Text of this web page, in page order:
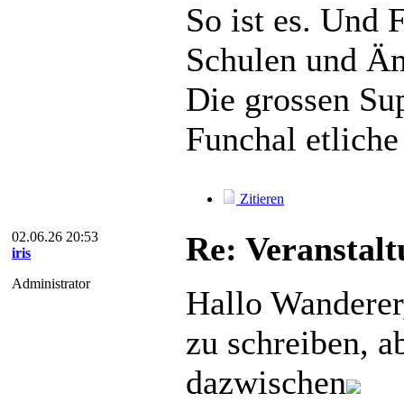
So ist es. Und
Schulen und
Die grossen
Funchal
Zitieren
02.06.26 20:53
iris
Administrator
Re:
Hallo
zu schreiben,
dazwischen